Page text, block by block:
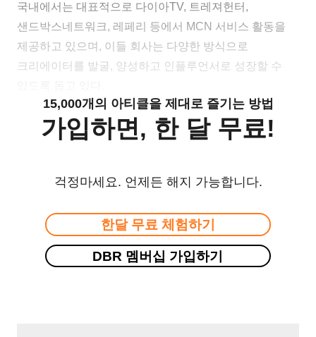
국내에서는 대표적으로 다이아TV, 트레져헌터,
샌드박스네트워크, 레페리 등에서 MCN 서비스 활동을
제공하고 있으며, 이들 회사는 다양한 방식으로
크리에이터를 발굴, 양성하고 인플루언서로 성장할 수
15,000개의 아티클을 제대로 즐기는 방법
가입하면, 한 달 무료!
걱정마세요. 언제든 해지 가능합니다.
한달 무료 체험하기
DBR 멤버십 가입하기